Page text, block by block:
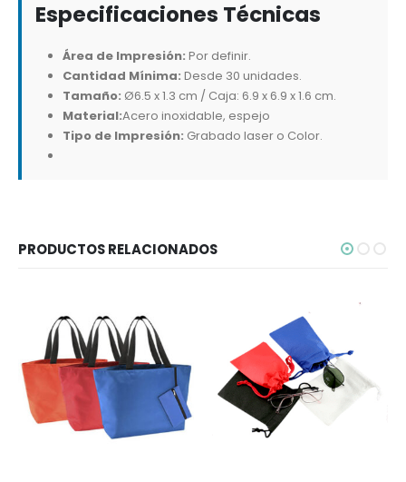
Especificaciones Técnicas
Área de Impresión: Por definir.
Cantidad Mínima: Desde 30 unidades.
Tamaño: Ø6.5 x 1.3 cm / Caja: 6.9 x 6.9 x 1.6 cm.
Material:Acero inoxidable, espejo
Tipo de Impresión: Grabado laser o Color.
PRODUCTOS RELACIONADOS